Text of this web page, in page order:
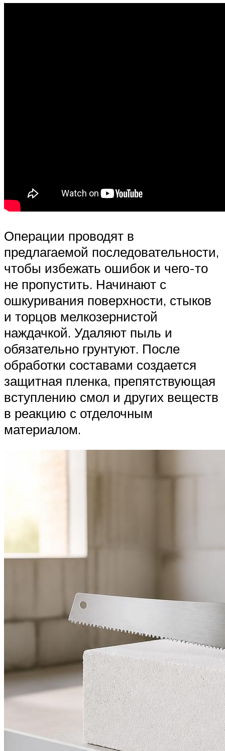
Операции проводят в
предлагаемой последовательности,
чтобы избежать ошибок и чего-то
не пропустить. Начинают с
ошкуривания поверхности, стыков
и торцов мелкозернистой
наждачкой. Удаляют пыль и
обязательно грунтуют. После
обработки составами создается
защитная пленка, препятствующая
вступлению смол и других веществ
в реакцию с отделочным
материалом.